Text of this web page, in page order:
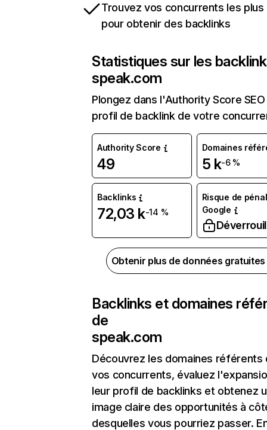
Trouvez vos concurrents les
pour obtenir des backlinks
Statistiques sur les
speak.com
Plongez dans l'Authority Score
profil de backlink de votre
Authority Score
49
Domaines
5 k-6 %
Backlinks
72,03 k-14 %
Risque de
Google
Obtenir plus de données
Backlinks et domaines
de
speak.com
Découvrez les domaines référents
vos concurrents, évaluez
leur profil de backlinks et obtenez
image claire des opportunités à
desquelles vous pourriez passer.